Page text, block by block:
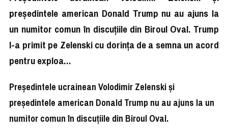
președintele american Donald Trump nu au ajuns la
un numitor comun în discuțiile din Biroul Oval. Trump
l-a primit pe Zelenski cu dorința de a semna un acord
pentru exploa…
Președintele ucrainean Volodimir Zelenski și
președintele american Donald Trump nu au ajuns la un
numitor comun în discuțiile din Biroul Oval.